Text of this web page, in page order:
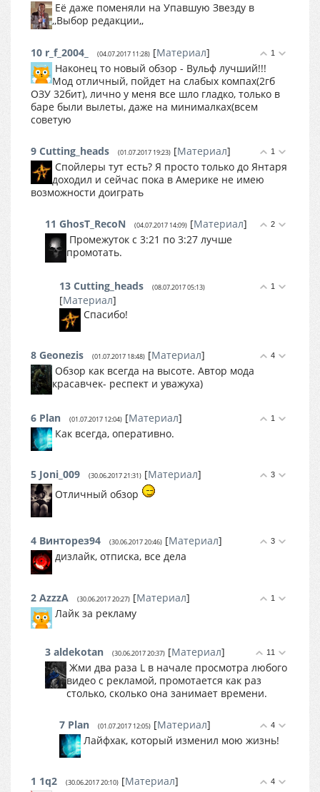
Её даже поменяли на Упавшую Звезду в
,,Выбор редакции,,
1
10 r_f_2004_ (04.07.2017 11:28) [Материал]
Наконец то новый обзор - Вульф лучший!!!
Мод отличный, пойдет на слабых компах(2гб
ОЗУ 32бит), лично у меня все шло гладко, только в
баре были вылеты, даже на минималках(всем
советую
1
9 Cutting_heads (01.07.2017 19:23) [Материал]
Спойлеры тут есть? Я просто только до Янтаря
доходил и сейчас пока в Америке не имею
возможности доиграть
2
11 GhosT_RecoN (04.07.2017 14:09) [Материал]
Промежуток с 3:21 по 3:27 лучше
промотать.
1
13 Cutting_heads (08.07.2017 05:13)
[Материал]
Спасибо!
4
8 Geonezis (01.07.2017 18:48) [Материал]
Обзор как всегда на высоте. Автор мода
красавчек- респект и уважуха)
1
6 Plan (01.07.2017 12:04) [Материал]
Как всегда, оперативно.
3
5 Joni_009 (30.06.2017 21:31) [Материал]
Отличный обзор
3
4 Винторез94 (30.06.2017 20:46) [Материал]
дизлайк, отписка, все дела
1
2 AzzzA (30.06.2017 20:27) [Материал]
Лайк за рекламу
11
3 aldekotan (30.06.2017 20:37) [Материал]
Жми два раза L в начале просмотра любого
видео с рекламой, промотается как раз
столько, сколько она занимает времени.
4
7 Plan (01.07.2017 12:05) [Материал]
Лайфхак, который изменил мою жизнь!
4
1 1q2 (30.06.2017 20:10) [Материал]